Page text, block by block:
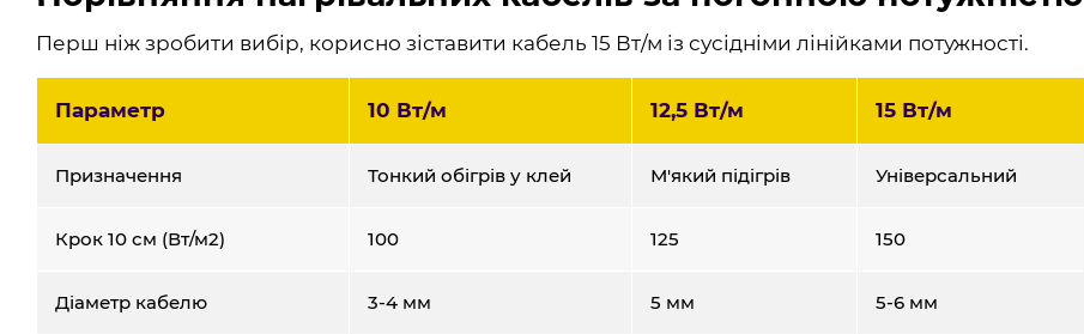
Перш ніж зробити вибір, корисно зіставити кабель 15 Вт/м із сусідніми лінійками потужності.
Параметр 10 Вт/м 12,5 Вт/м 15 Вт/м
Призначення Тонкий обігрів у клей М'який підігрів Універсальний
Крок 10 см (Вт/м2) 100 125 150
Діаметр кабелю 3-4 мм 5 мм 5-6 мм